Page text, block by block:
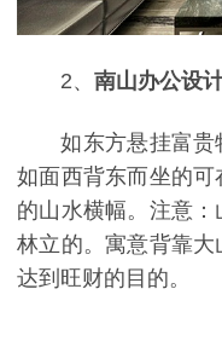
2、南山办公设
如东方悬挂富贵
如面西背东而坐的
的山水横幅。注意
林立的。寓意背靠
达到旺财的目的。